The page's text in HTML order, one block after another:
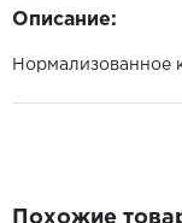
Описание:
Нормализованное
Похожие